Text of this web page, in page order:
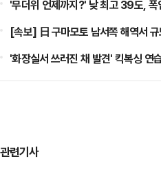
'무더위 언제까지?' 낮 최고 39도,
[속보] 日 구마모토 남서쪽 해역서
'화장실서 쓰러진 채 발견' 킥복싱 연
관련기사